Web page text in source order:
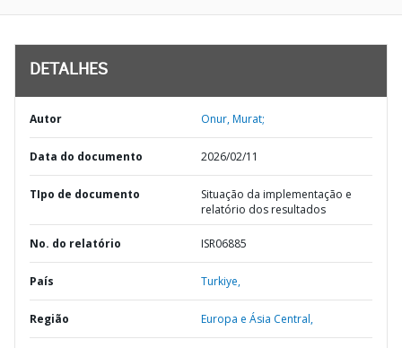
DETALHES
Autor Onur, Murat;
Data do documento 2026/02/11
TIpo de documento
Situação da implementação e
relatório dos resultados
No. do relatório ISR06885
País Turkiye,
Região Europa e Ásia Central,